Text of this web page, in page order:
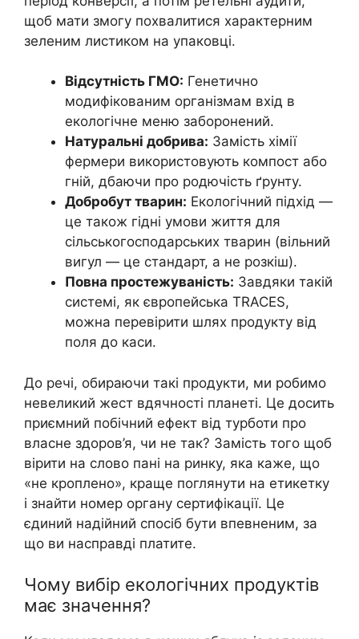
щоб мати змогу похвалитися характерним
зеленим листиком на упаковці.
Відсутність ГМО: Генетично
модифікованим організмам вхід в
екологічне меню заборонений.
Натуральні добрива: Замість хімії
фермери використовують компост або
гній, дбаючи про родючість ґрунту.
Добробут тварин: Екологічний підхід —
це також гідні умови життя для
сільськогосподарських тварин (вільний
вигул — це стандарт, а не розкіш).
Повна простежуваність: Завдяки такій
системі, як європейська TRACES,
можна перевірити шлях продукту від
поля до каси.
До речі, обираючи такі продукти, ми робимо
невеликий жест вдячності планеті. Це досить
приємний побічний ефект від турботи про
власне здоров’я, чи не так? Замість того щоб
вірити на слово пані на ринку, яка каже, що
«не кроплено», краще поглянути на етикетку
і знайти номер органу сертифікації. Це
єдиний надійний спосіб бути впевненим, за
що ви насправді платите.
Чому вибір екологічних продуктів
має значення?